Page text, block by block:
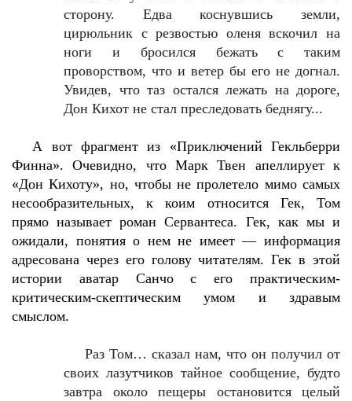
сторону. Едва коснувшись земли,
цирюльник с резвостью оленя вскочил на
ноги и бросился бежать с таким
проворством, что и ветер бы его не догнал.
Увидев, что таз остался лежать на дороге,
Дон Кихот не стал преследовать беднягу...
А вот фрагмент из «Приключений Гекльберри
Финна». Очевидно, что Марк Твен апеллирует к
«Дон Кихоту», но, чтобы не пролетело мимо самых
несообразительных, к коим относится Гек, Том
прямо называет роман Сервантеса. Гек, как мы и
ожидали, понятия о нем не имеет — информация
адресована через его голову читателям. Гек в этой
истории аватар Санчо с его практическим-
критическим-скептическим умом и здравым
смыслом.
Раз Том… сказал нам, что он получил от
своих лазутчиков тайное сообщение, будто
завтра около пещеры остановится целый